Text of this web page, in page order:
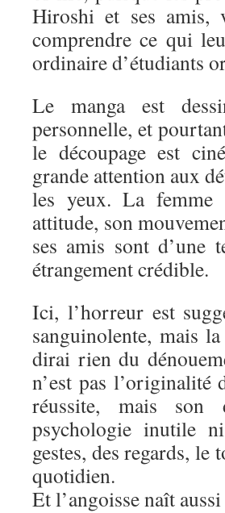
Hiroshi et ses amis,
comprendre ce qui
ordinaire d’étudiants
Le manga est
personnelle, et
le découpage est
grande attention aux
les yeux. La femme
attitude, son
ses amis sont d’une
étrangement crédible.
Ici, l’horreur est
sanguinolente, mais
dirai rien du
n’est pas
réussite, mais son
psychologie inutile
gestes, des regards,
quotidien.
Et l’angoisse naît